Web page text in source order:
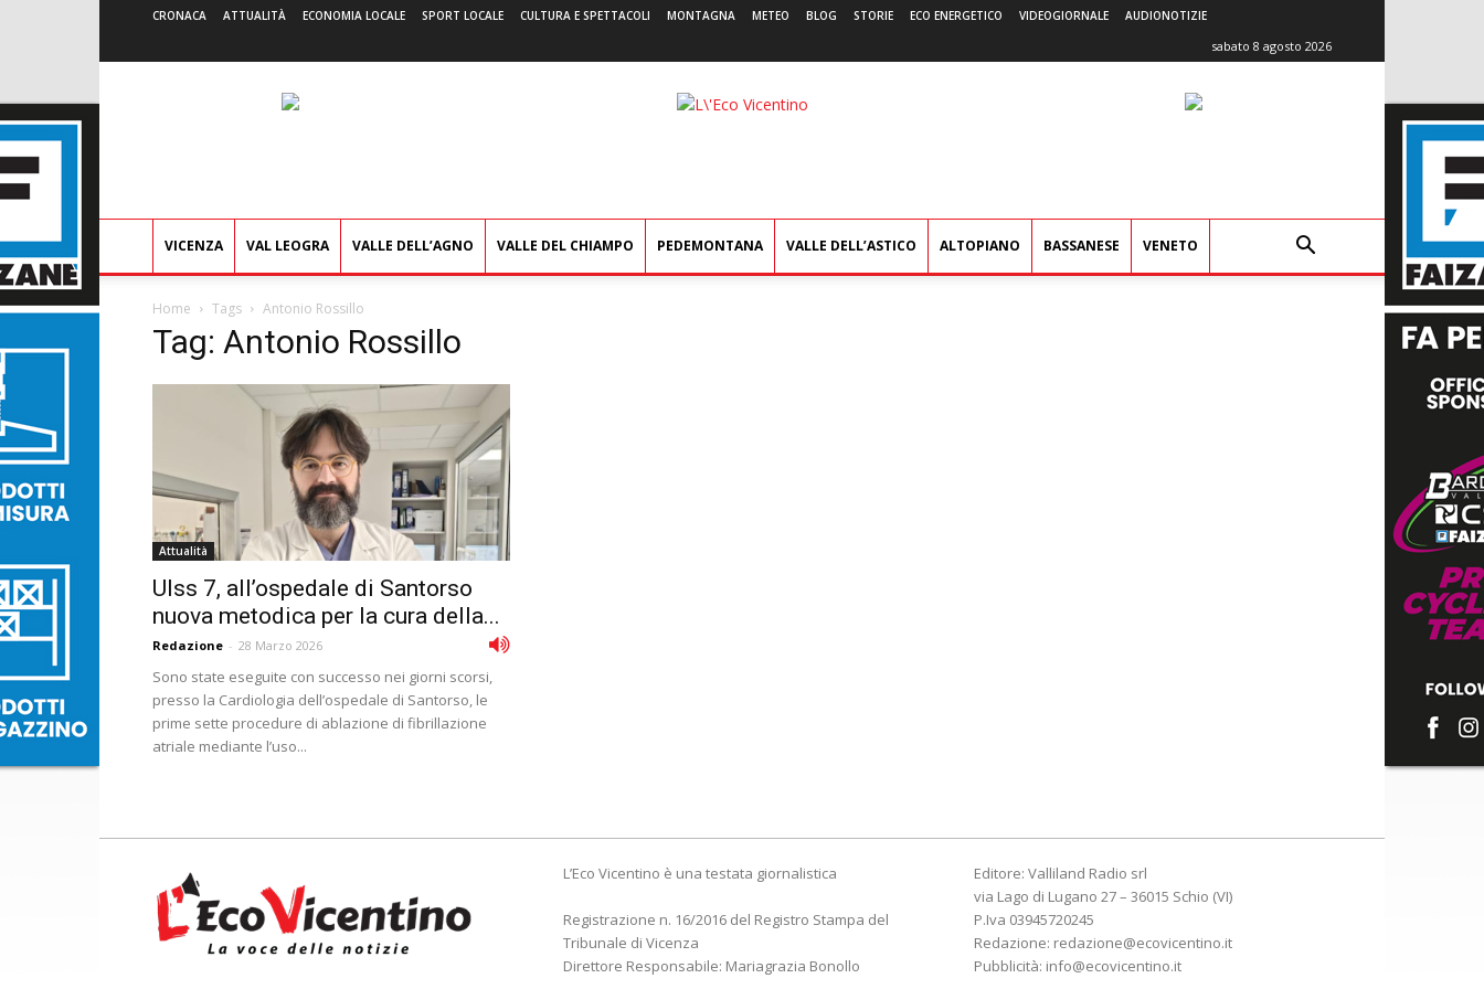
CRONACA ATTUALITÀ ECONOMIA LOCALE SPORT LOCALE CULTURA E SPETTACOLI MONTAGNA METEO BLOG STORIE ECO ENERGETICO VIDEOGIORNALE AUDIONOTIZIE
sabato 8 agosto 2026
L'Eco
VICENZA VAL LEOGRA VALLE DELL’AGNO VALLE DEL CHIAMPO PEDEMONTANA VALLE DELL’ASTICO ALTOPIANO BASSANESE VENETO
Home Tags Antonio Rossillo
Tag: Antonio Rossillo
Attualità
Ulss 7, all’ospedale di Santorso
nuova metodica per la cura della...
Redazione - 28 Marzo 2026
Sono state eseguite con successo nei giorni scorsi,
presso la Cardiologia dell’ospedale di Santorso, le
prime sette procedure di ablazione di fibrillazione
atriale mediante l’uso...
L’Eco Vicentino è una testata giornalistica
Registrazione n. 16/2016 del Registro Stampa del
Tribunale di Vicenza
Direttore Responsabile: Mariagrazia Bonollo
Editore: Valliland Radio srl
via Lago di Lugano 27 – 36015 Schio (VI)
P.Iva 03945720245
Redazione: redazione@ecovicentino.it
Pubblicità: info@ecovicentino.it